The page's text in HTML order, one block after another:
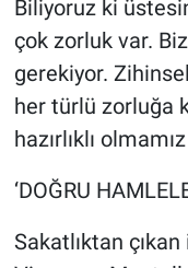
Biliyoruz ki
çok zorluk var.
gerekiyor.
her türlü zorluğa
hazırlıklı
‘DOĞRU
Sakatlıktan